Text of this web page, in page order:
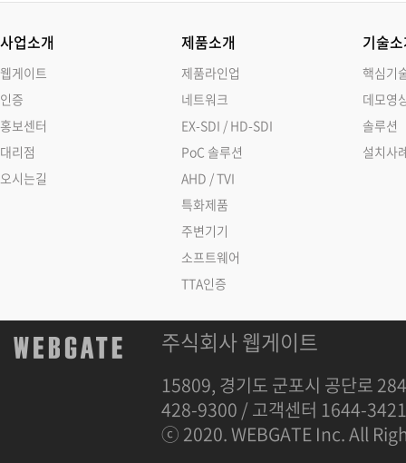
사업소개
웹게이트
인증
홍보센터
대리점
오시는길
제품소개
제품라인업
네트워크
EX-SDI / HD-SDI
PoC 솔루션
AHD / TVI
특화제품
주변기기
소프트웨어
TTA인증
기술
핵심기
데모영
솔루션
설치사
주식회사 웹게이트
15809, 경기도 군포시 공단로
428-9300 / 고객센터 1644-
ⓒ 2020. WEBGATE Inc. All